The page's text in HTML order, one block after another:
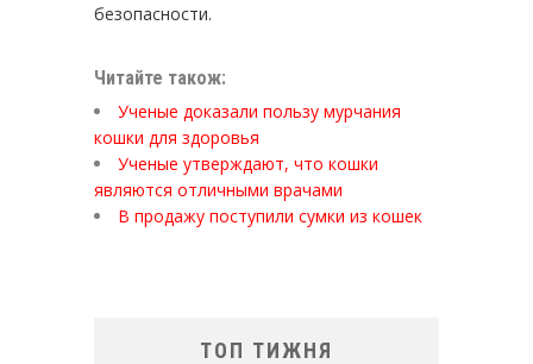
безопасности.
Читайте також:
Ученые доказали пользу мурчания
кошки для здоровья
Ученые утверждают, что кошки
являются отличными врачами
В продажу поступили сумки из кошек
ТОП ТИЖНЯ